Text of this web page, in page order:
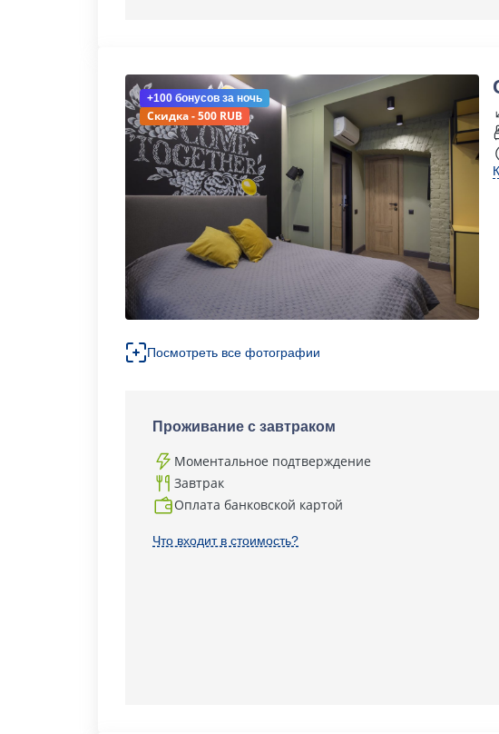
+100 бонусов за ночь
Скидка - 500 RUB
Посмотреть все фотографии
Проживание с завтраком
Моментальное подтверждение
Завтрак
Оплата банковской картой
Что входит в стоимость?